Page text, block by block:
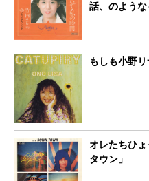
話、のよう
もしも小野
オレたちひ
タウン」